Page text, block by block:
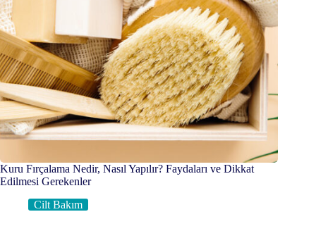
Kuru Fırçalama Nedir, Nasıl Yapılır? Faydaları ve Dikkat
Edilmesi Gerekenler
Cilt Bakım